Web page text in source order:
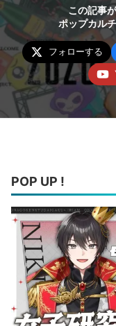
この記事
ポップカル
フォローする
POP UP !